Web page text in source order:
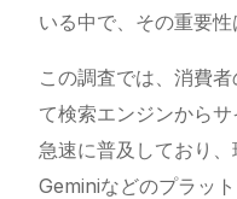
いる中で、その重要性
この調査では、消費
て検索エンジンから
急速に普及しており
Geminiなどのプラッ